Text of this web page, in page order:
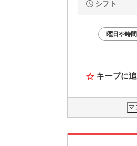
シフト
曜日や時
キープに
マ